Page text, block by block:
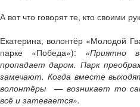
А вот что говорят те, кто своими
Екатерина, волонтёр «Молодой
парке «Победа»): «Приятно
пропадает даром. Парк
замечают. Когда вместе
волонтёры — возникает то
всё и затевается».